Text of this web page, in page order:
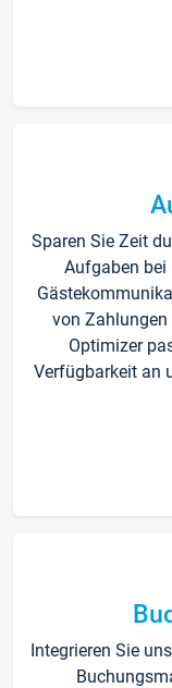
Sparen Sie Zeit
Aufgaben bei
von Zahlungen
Optimizer
Verfügbarkeit an
Integrieren Sie